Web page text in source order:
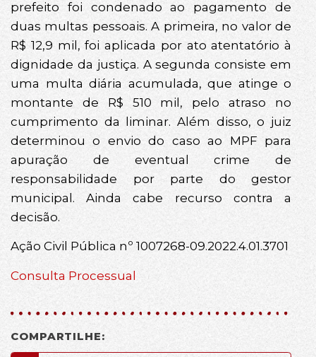
prefeito foi condenado ao pagamento de
duas multas pessoais. A primeira, no valor de
R$ 12,9 mil, foi aplicada por ato atentatório à
dignidade da justiça. A segunda consiste em
uma multa diária acumulada, que atinge o
montante de R$ 510 mil, pelo atraso no
cumprimento da liminar. Além disso, o juiz
determinou o envio do caso ao MPF para
apuração de eventual crime de
responsabilidade por parte do gestor
municipal. Ainda cabe recurso contra a
decisão.
Ação Civil Pública nº 1007268-09.2022.4.01.3701
Consulta Processual
COMPARTILHE: